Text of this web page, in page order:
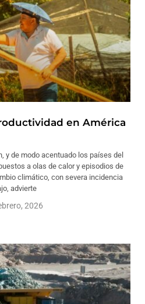
en América
y de modo acentuado los países del
a olas de calor y episodios de
climático, con severa incidencia
advierte
2026